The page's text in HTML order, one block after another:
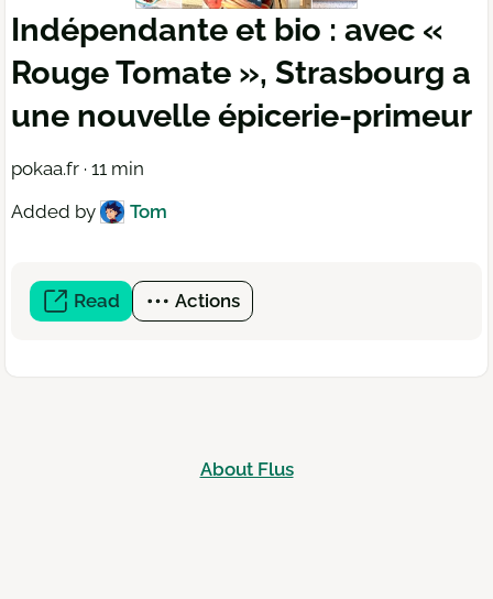
Indépendante et bio : avec «
Rouge Tomate », Strasbourg a
une nouvelle épicerie-primeur
pokaa.fr · 11 min
Added by
Tom
Read (open
a
window)
Actions
About Flus